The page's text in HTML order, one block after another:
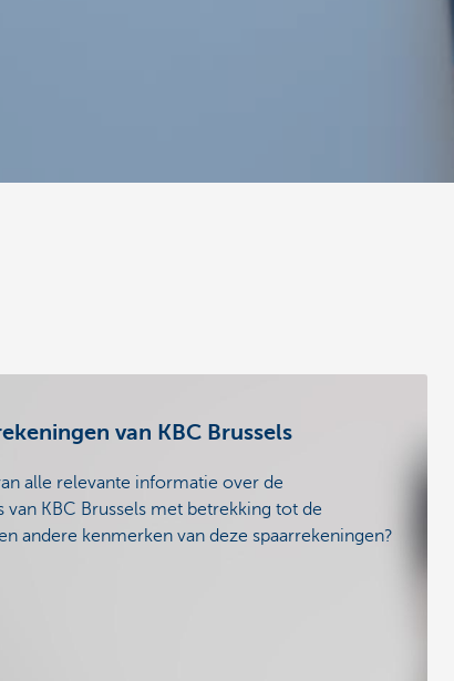
van KBC Brussels
alle relevante informatie over de
KBC Brussels met betrekking tot de
andere kenmerken van deze spaarrekeningen?